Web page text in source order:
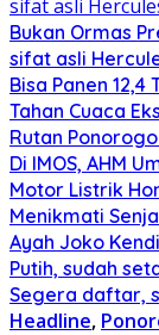
Bukan Ormas
sifat asli
Bisa Panen
Tahan Cuaca
Rutan
Di IMOS, AHM
Motor Listrik
Menikmati
Ayah Joko
Putih, sudah
Segera daftar,
Headline,